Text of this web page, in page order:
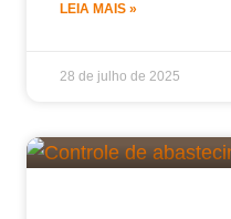
LEIA MAIS »
28 de julho de 2025